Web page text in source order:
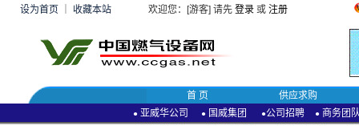
设为首页 收藏本站 欢迎您：[游客] 请先 登录或 注册
首 页 供应求购
● 亚威华公司 ● 国威集团 ●公司招聘 ● 商务团